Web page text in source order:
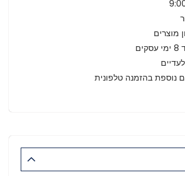
מוצרים
נוספת בהזמנה טלפונית